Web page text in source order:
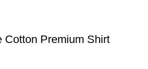
Cotton Premium Shirt